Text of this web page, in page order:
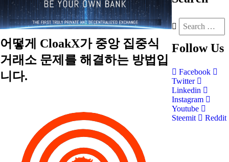
어떻게 CloakX가 중앙 집중식
거래소 문제를 해결하는 방법입
니다.
Follow Us
Facebook
Twitter
Linkedin
Instagram
Youtube
Steemit
Reddit